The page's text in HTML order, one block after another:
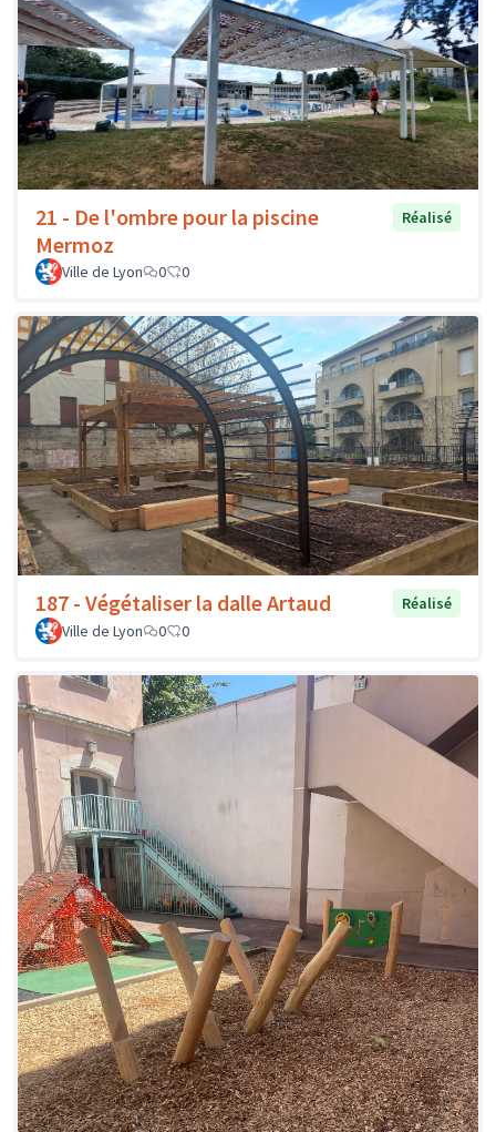
21 - De l'ombre pour la piscine
Mermoz
Réalisé
Ville de Lyon 0 0
187 - Végétaliser la dalle Artaud
Réalisé
Ville de Lyon
0 0